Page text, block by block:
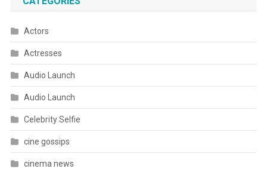
Actors
Actresses
Audio Launch
Audio Launch
Celebrity Selfie
cine gossips
cinema news